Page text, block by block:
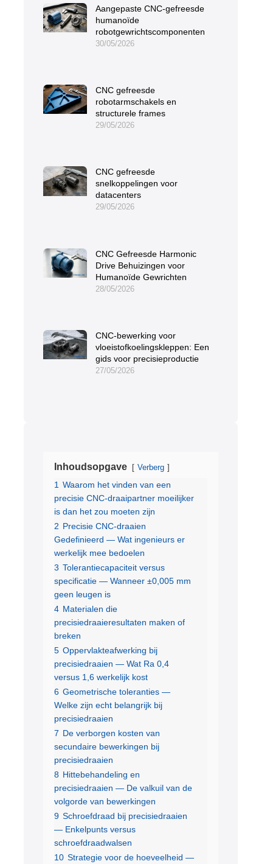
Aangepaste CNC-gefreesde
humanoïde
robotgewrichtscomponenten
30/05/2026
CNC gefreesde
robotarmschakels en
structurele frames
29/05/2026
CNC gefreesde
snelkoppelingen voor
datacenters
29/05/2026
CNC Gefreesde Harmonic
Drive Behuizingen voor
Humanoïde Gewrichten
28/05/2026
CNC-bewerking voor
vloeistofkoelingskleppen: Een
gids voor precisieproductie
27/05/2026
Inhoudsopgave Verberg
1 Waarom het vinden van een
precisie CNC-draaipartner moeilijker
is dan het zou moeten zijn
2 Precisie CNC-draaien
Gedefinieerd — Wat ingenieurs er
werkelijk mee bedoelen
3 Tolerantiecapaciteit versus
specificatie — Wanneer ±0,005 mm
geen leugen is
4 Materialen die
precisiedraaieresultaten maken of
breken
5 Oppervlakteafwerking bij
precisiedraaien — Wat Ra 0,4
versus 1,6 werkelijk kost
6 Geometrische toleranties —
Welke zijn echt belangrijk bij
precisiedraaien
7 De verborgen kosten van
secundaire bewerkingen bij
precisiedraaien
8 Hittebehandeling en
precisiedraaien — De valkuil van de
volgorde van bewerkingen
9 Schroefdraad bij precisiedraaien
— Enkelpunts versus
schroefdraadwalsen
10 Strategie voor de hoeveelheid —